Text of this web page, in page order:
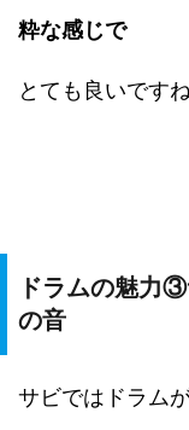
粋な感じで
とても良いですね
ドラムの魅力
の音
サビではドラム